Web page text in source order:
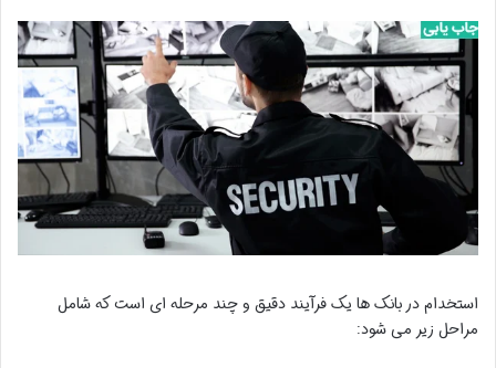
استخدام در بانک ها یک فرآیند دقیق و چند مرحله ای است که شامل
مراحل زیر می شود: